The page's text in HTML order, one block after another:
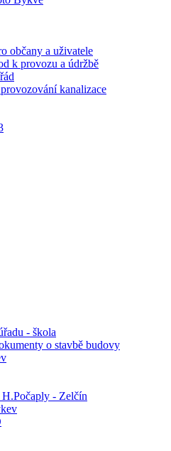
občany a uživatele
k provozu a údržbě
kanalizace
- škola
o stavbě budovy
- Zelčín